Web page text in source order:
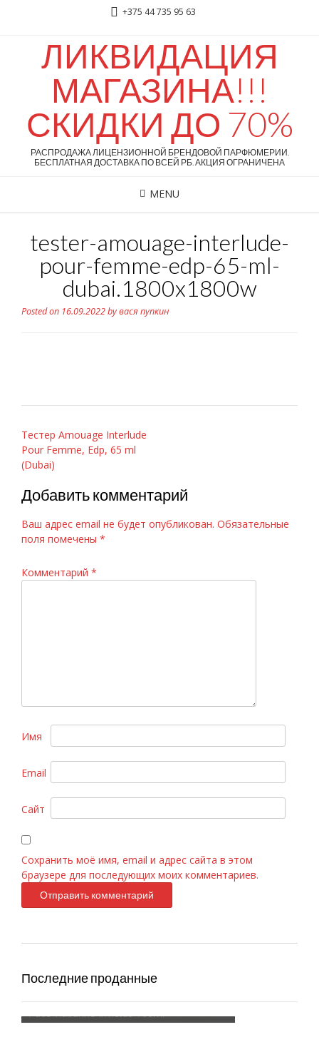
+375 44 735 95 63
ЛИКВИДАЦИЯ
МАГАЗИНА!!!
СКИДКИ ДО 70%
РАСПРОДАЖА ЛИЦЕНЗИОННОЙ БРЕНДОВОЙ ПАРФЮМЕРИИ.
БЕСПЛАТНАЯ ДОСТАВКА ПО ВСЕЙ РБ. АКЦИЯ ОГРАНИЧЕНА
MENU
tester-amouage-interlude-
pour-femme-edp-65-ml-
dubai.1800x1800w
Posted on 16.09.2022byвася пупкин
Навигация
по
записям
Тестер Amouage Interlude
Pour Femme, Edp, 65 ml
(Dubai)
Добавить комментарий
Ваш адрес email не будет опубликован. Обязательные
поля помечены *
Комментарий *
Имя
Email
Сайт
Сохранить моё имя, email и адрес сайта в этом
браузере для последующих моих комментариев.
Последние проданные
Armand Basi «In Red» 100ml
Paco Rabanne Invictus 100ml